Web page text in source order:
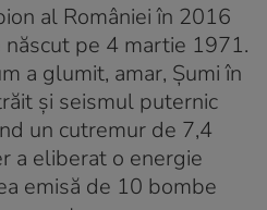
al României în 2016
pe 4 martie 1971.
a glumit, amar, Șumi în
și seismul puternic
un cutremur de 7,4
a eliberat o energie
emisă de 10 bombe